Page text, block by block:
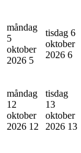
måndag
5
oktober
2026 5
tisdag 6
oktober
2026 6
måndag
12
oktober
2026 12
tisdag
13
oktober
2026 13